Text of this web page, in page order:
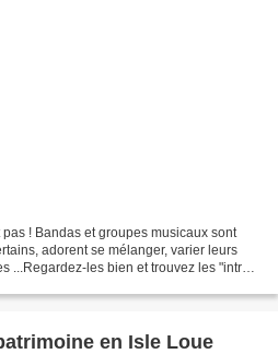
! Bandas et groupes musicaux sont
adorent se mélanger, varier leurs
...Regardez-les bien et trouvez les "intrus"
en Isle Loue